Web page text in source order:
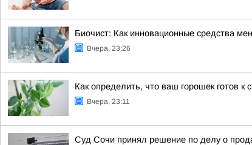
Биочист: Как инновационные средства
Вчера, 23:26
Как определить, что ваш горошек готов к
Вчера, 23:11
Суд Сочи принял решение по делу о